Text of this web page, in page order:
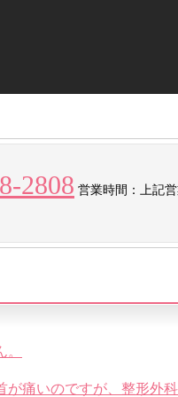
2808 営業時間：上記
痛いのですが、整形外